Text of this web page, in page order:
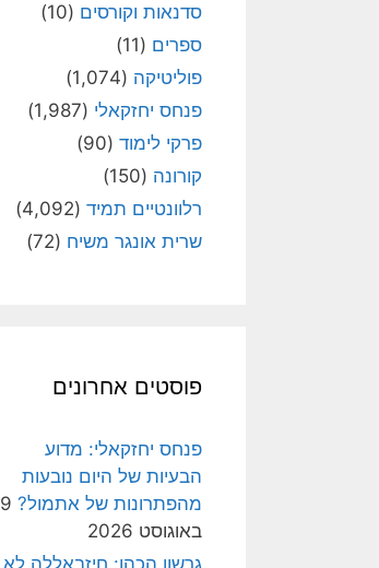
סדנאות וקורסים (10)
ספרים (11)
פוליטיקה (1,074)
פנחס יחזקאלי (1,987)
פרקי לימוד (90)
קורונה (150)
רלוונטיים תמיד (4,092)
שרית אונגר משיח (72)
פוסטים אחרונים
פנחס יחזקאלי: מדוע
הבעיות של היום נובעות
מהפתרונות של אתמול? 9
באוגוסט 2026
גרשון הכהן: חיזבאללה לא